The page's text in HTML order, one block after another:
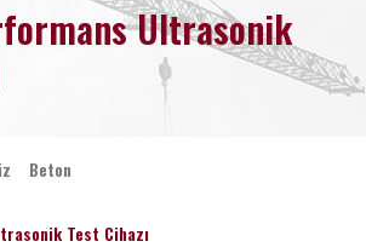
Ultrasonik
Beton
Test Cihazı